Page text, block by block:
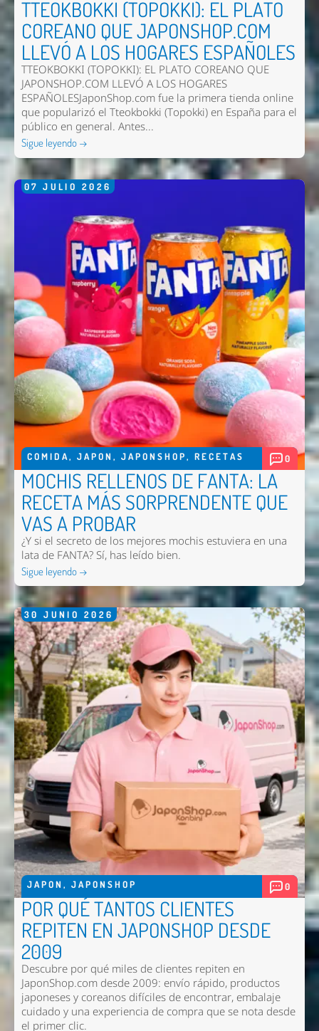
TTEOKBOKKI (TOPOKKI): EL PLATO
COREANO QUE JAPONSHOP.COM
LLEVÓ A LOS HOGARES ESPAÑOLES
TTEOKBOKKI (TOPOKKI): EL PLATO COREANO QUE
JAPONSHOP.COM LLEVÓ A LOS HOGARES
ESPAÑOLESJaponShop.com fue la primera tienda online
que popularizó el Tteokbokki (Topokki) en España para el
público en general. Antes...
Sigue leyendo →
07 JULIO 2026
COMIDA, JAPON , JAPONSHOP, RECETAS 0
MOCHIS RELLENOS DE FANTA: LA
RECETA MÁS SORPRENDENTE QUE
VAS A PROBAR
¿Y si el secreto de los mejores mochis estuviera en una
lata de FANTA? Sí, has leído bien.
Sigue leyendo →
30 JUNIO 2026
JAPON , JAPONSHOP 0
POR QUÉ TANTOS CLIENTES
REPITEN EN JAPONSHOP DESDE
2009
Descubre por qué miles de clientes repiten en
JaponShop.com desde 2009: envío rápido, productos
japoneses y coreanos difíciles de encontrar, embalaje
cuidado y una experiencia de compra que se nota desde
el primer clic.